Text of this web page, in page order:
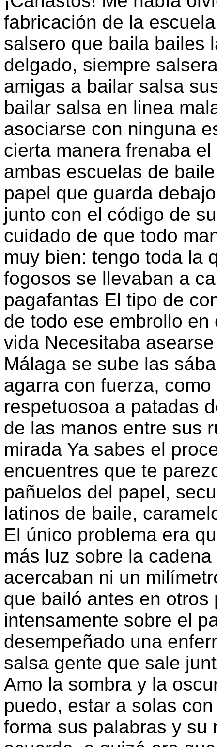
fabricación de la
salsero que baila bailes
delgado, siempre
amigas a bailar salsa
bailar salsa en linea
asociarse con ninguna
cierta manera frenaba
ambas escuelas de
papel que guarda
junto con el código de
cuidado de que todo
muy bien: tengo toda la
fogosos se llevaban a
pagafantas El tipo de
de todo ese embrollo
vida Necesitaba
Málaga se sube las
agarra con fuerza,
respetuosoa a patadas
de las manos entre sus
mirada Ya sabes el
encuentres que te
pañuelos del papel,
latinos de baile,
El único problema era
más luz sobre la
acercaban ni un
que bailó antes en
intensamente sobre el
desempeñado una
salsa gente que sale
Amo la sombra y la
puedo, estar a solas
forma sus palabras y su